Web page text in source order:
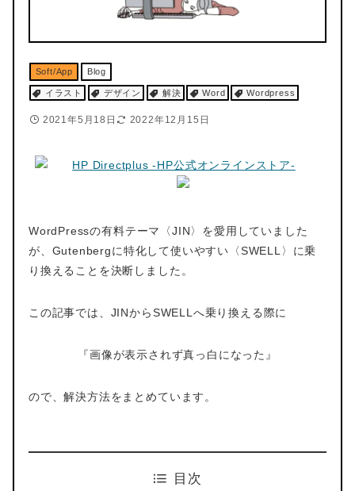
Soft/App Blog
イラスト デザイン 解決 Word Wordpress
2021年5月18日 2022年12月15日
WordPressの有料テーマ〈JIN〉を愛用していました
が、Gutenbergに特化して使いやすい〈SWELL〉に乗
り換えることを決断しました。
この記事では、JINからSWELLへ乗り換える際に
『画像が表示されず真っ白になった』
ので、解決方法をまとめています。
目次